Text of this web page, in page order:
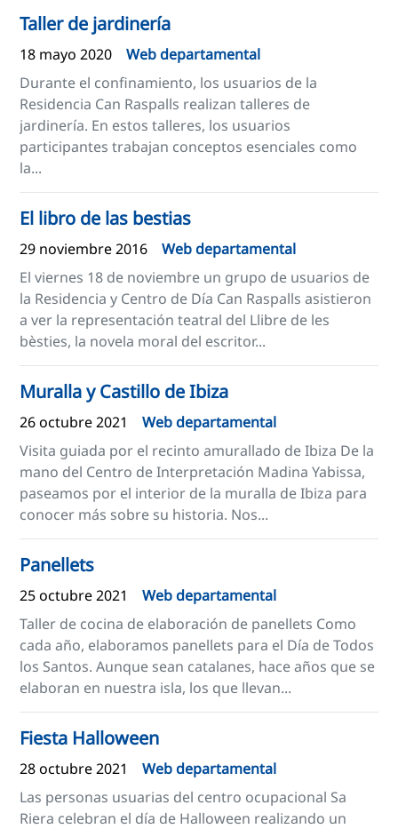
Taller de jardinería
18 mayo 2020
Web departamental
Durante el confinamiento, los usuarios de la
Residencia Can Raspalls realizan talleres de
jardinería. En estos talleres, los usuarios
participantes trabajan conceptos esenciales como
la...
El libro de las bestias
29 noviembre 2016
Web departamental
El viernes 18 de noviembre un grupo de usuarios de
la Residencia y Centro de Día Can Raspalls asistieron
a ver la representación teatral del Llibre de les
bèsties, la novela moral del escritor...
Muralla y Castillo de Ibiza
26 octubre 2021
Web departamental
Visita guiada por el recinto amurallado de Ibiza De la
mano del Centro de Interpretación Madina Yabissa,
paseamos por el interior de la muralla de Ibiza para
conocer más sobre su historia. Nos...
Panellets
25 octubre 2021
Web departamental
Taller de cocina de elaboración de panellets Como
cada año, elaboramos panellets para el Día de Todos
los Santos. Aunque sean catalanes, hace años que se
elaboran en nuestra isla, los que llevan...
Fiesta Halloween
28 octubre 2021
Web departamental
Las personas usuarias del centro ocupacional Sa
Riera celebran el día de Halloween realizando un